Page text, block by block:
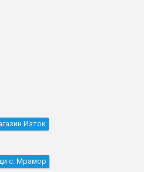
Изток
с. Мрамор